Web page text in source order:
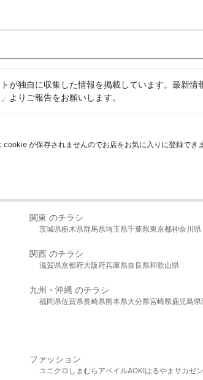
が独自に収集した情報を掲載しています。最新情
」よりご報告をお願いします。
が保存されませんのでお店をお気に入りに登録できま
関東 のチラシ
茨城県栃木県群馬県埼玉県千葉県東京都神奈川県
関西 のチラシ
滋賀県京都府大阪府兵庫県奈良県和歌山県
九州・沖縄 のチラシ
福岡県佐賀県長崎県熊本県大分県宮崎県鹿児島県
ファッション
ユニクロ しまむら アベイルAOKIはるやま サカゼン